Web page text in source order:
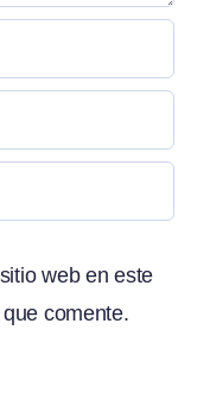
web en este
comente.